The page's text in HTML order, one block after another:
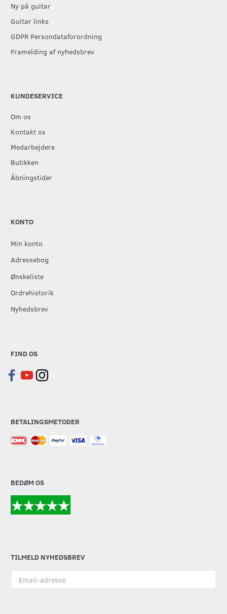
Ny på guitar
Guitar links
GDPR Persondataforordning
Framelding af nyhedsbrev
KUNDESERVICE
Om os
Kontakt os
Medarbejdere
Butikken
Åbningstider
KONTO
Min konto
Adressebog
Ønskeliste
Ordrehistorik
Nyhedsbrev
FIND OS
BETALINGSMETODER
BEDØM OS
TILMELD NYHEDSBREV
adresse